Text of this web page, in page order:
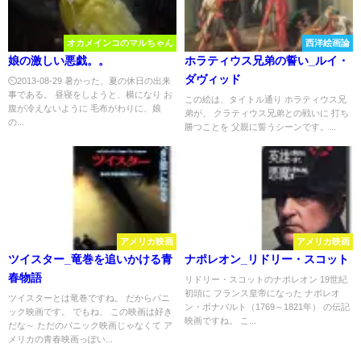
オカメインコのマルちゃん
娘の激しい悪戯。。
⏲2013-08-29 暑かった、夏の休日の出来
事である。 昼寝をしようと、横になり お
腹が冷えないように 毛布がわりに、娘
の...
西洋絵画論
ホラティウス兄弟の誓い_ルイ・
ダヴィッド
この絵は、タイトル通り ホラティウス兄
弟が、 クラティウス兄弟との戦いに 打ち
勝つことを 父親に誓うシーンです。...
アメリカ映画
ツイスター_竜巻を追いかける青
春物語
ツイスターとは竜巻ですね。 だからパニ
ック映画です。 でもね、 この映画は好き
だな～ ただのパニック映画じゃなくて ア
メリカの青春映画っぽい...
アメリカ映画
ナポレオン_リドリー・スコット
リドリー・スコットのナポレオン 19世紀
初頭に フランス皇帝になった ナポレオ
ン・ボナパルト（1769～1821年） の伝記
映画ですね。 こ...